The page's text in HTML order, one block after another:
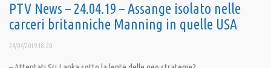
PTV News – 24.04.19 – Assange isolato nelle
carceri britanniche Manning in quelle USA
24/04/2019 18:20